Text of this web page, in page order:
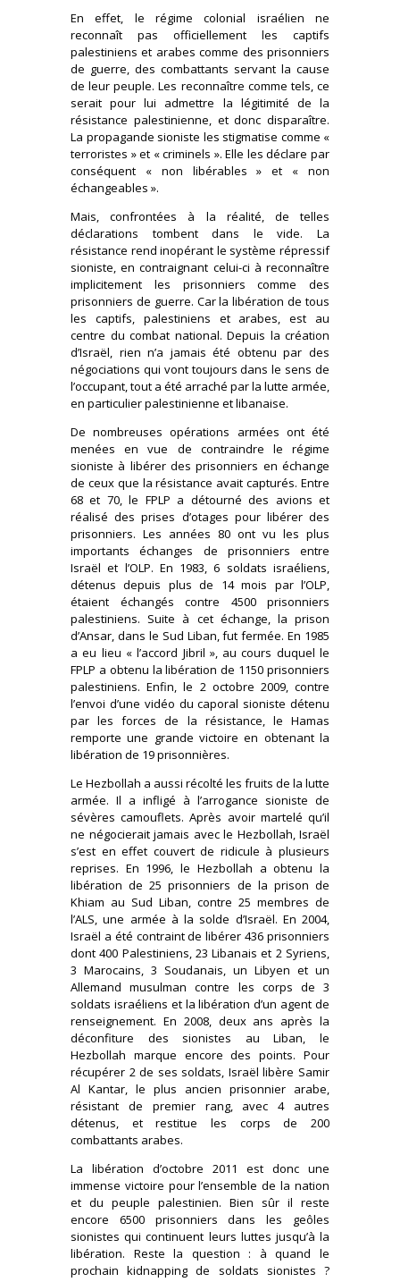
En effet, le régime colonial israélien ne
reconnaît pas officiellement les captifs
palestiniens et arabes comme des prisonniers
de guerre, des combattants servant la cause
de leur peuple. Les reconnaître comme tels, ce
serait pour lui admettre la légitimité de la
résistance palestinienne, et donc disparaître.
La propagande sioniste les stigmatise comme «
terroristes » et « criminels ». Elle les déclare par
conséquent « non libérables » et « non
échangeables ».
Mais, confrontées à la réalité, de telles
déclarations tombent dans le vide. La
résistance rend inopérant le système répressif
sioniste, en contraignant celui-ci à reconnaître
implicitement les prisonniers comme des
prisonniers de guerre. Car la libération de tous
les captifs, palestiniens et arabes, est au
centre du combat national. Depuis la création
d’Israël, rien n’a jamais été obtenu par des
négociations qui vont toujours dans le sens de
l’occupant, tout a été arraché par la lutte armée,
en particulier palestinienne et libanaise.
De nombreuses opérations armées ont été
menées en vue de contraindre le régime
sioniste à libérer des prisonniers en échange
de ceux que la résistance avait capturés. Entre
68 et 70, le FPLP a détourné des avions et
réalisé des prises d’otages pour libérer des
prisonniers. Les années 80 ont vu les plus
importants échanges de prisonniers entre
Israël et l’OLP. En 1983, 6 soldats israéliens,
détenus depuis plus de 14 mois par l’OLP,
étaient échangés contre 4500 prisonniers
palestiniens. Suite à cet échange, la prison
d’Ansar, dans le Sud Liban, fut fermée. En 1985
a eu lieu « l’accord Jibril », au cours duquel le
FPLP a obtenu la libération de 1150 prisonniers
palestiniens. Enfin, le 2 octobre 2009, contre
l’envoi d’une vidéo du caporal sioniste détenu
par les forces de la résistance, le Hamas
remporte une grande victoire en obtenant la
libération de 19 prisonnières.
Le Hezbollah a aussi récolté les fruits de la lutte
armée. Il a infligé à l’arrogance sioniste de
sévères camouflets. Après avoir martelé qu’il
ne négocierait jamais avec le Hezbollah, Israël
s’est en effet couvert de ridicule à plusieurs
reprises. En 1996, le Hezbollah a obtenu la
libération de 25 prisonniers de la prison de
Khiam au Sud Liban, contre 25 membres de
l’ALS, une armée à la solde d’Israël. En 2004,
Israël a été contraint de libérer 436 prisonniers
dont 400 Palestiniens, 23 Libanais et 2 Syriens,
3 Marocains, 3 Soudanais, un Libyen et un
Allemand musulman contre les corps de 3
soldats israéliens et la libération d’un agent de
renseignement. En 2008, deux ans après la
déconfiture des sionistes au Liban, le
Hezbollah marque encore des points. Pour
récupérer 2 de ses soldats, Israël libère Samir
Al Kantar, le plus ancien prisonnier arabe,
résistant de premier rang, avec 4 autres
détenus, et restitue les corps de 200
combattants arabes.
La libération d’octobre 2011 est donc une
immense victoire pour l’ensemble de la nation
et du peuple palestinien. Bien sûr il reste
encore 6500 prisonniers dans les geôles
sionistes qui continuent leurs luttes jusqu’à la
libération. Reste la question : à quand le
prochain kidnapping de soldats sionistes ?